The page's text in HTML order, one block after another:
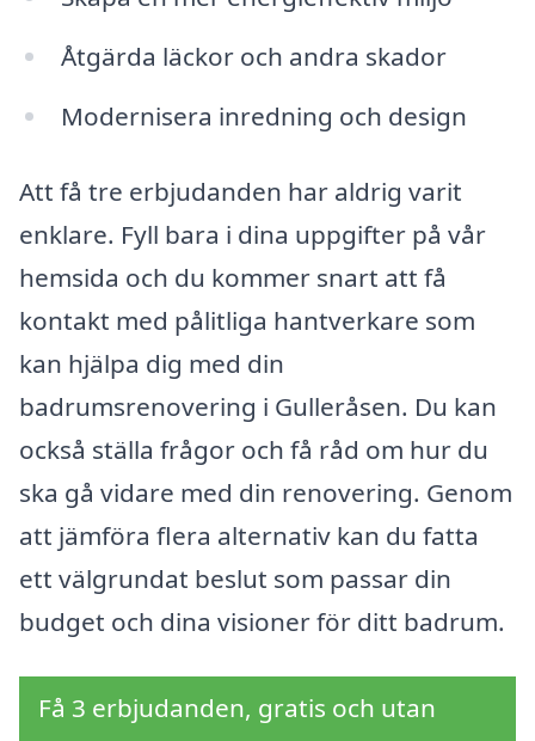
Åtgärda läckor och andra skador
Modernisera inredning och design
Att få tre erbjudanden har aldrig varit
enklare. Fyll bara i dina uppgifter på vår
hemsida och du kommer snart att få
kontakt med pålitliga hantverkare som
kan hjälpa dig med din
badrumsrenovering i Gulleråsen. Du kan
också ställa frågor och få råd om hur du
ska gå vidare med din renovering. Genom
att jämföra flera alternativ kan du fatta
ett välgrundat beslut som passar din
budget och dina visioner för ditt badrum.
Få 3 erbjudanden, gratis och utan